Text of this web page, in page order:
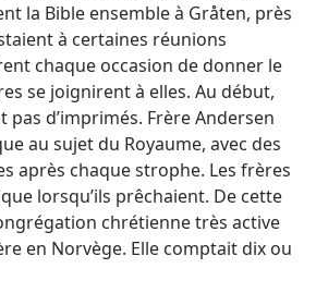
la Bible ensemble à Gråten, près
à certaines réunions
chaque occasion de donner le
se joignirent à elles. Au début,
pas d’imprimés. Frère Andersen
au sujet du Royaume, avec des
après chaque strophe. Les frères
lorsqu’ils prêchaient. De cette
chrétienne très active
en Norvège. Elle comptait dix ou